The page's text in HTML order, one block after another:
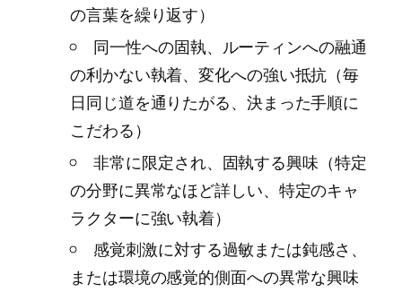
の言葉を繰り返す）
同一性への固執、ルーティンへの融通
の利かない執着、変化への強い抵抗（毎
日同じ道を通りたがる、決まった手順に
こだわる）
非常に限定され、固執する興味（特定
の分野に異常なほど詳しい、特定のキャ
ラクターに強い執着）
感覚刺激に対する過敏または鈍感さ、
または環境の感覚的側面への異常な興味